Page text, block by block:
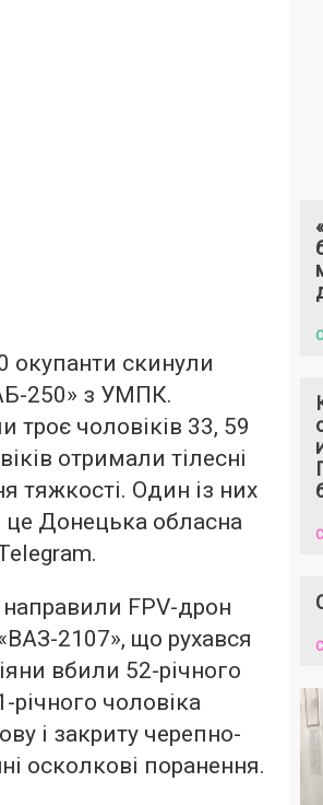
окупанти скинули
250» з УМПК.
троє чоловіків 33, 59
отримали тілесні
тяжкості. Один із них
це Донецька обласна
FPV-дрон
2107», що рухався
вбили 52-річного
чоловіка
і закриту черепно-
осколкові поранення.